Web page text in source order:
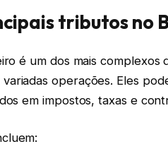
tributos no
é um dos mais complexos
operações. Eles
em impostos, taxas e